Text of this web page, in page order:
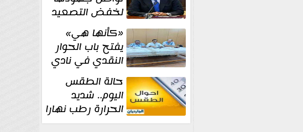
لخفض التصعيد
والحفاظ على
الاستقرار الإقليمي«كأنها هي»
يفتح باب الحوار
النقدي في نادي
أدب مصر الجديدة
حالة الطقس
اليوم.. شديد
الحرارة رطب نهارا
مائل للحرارة رطب